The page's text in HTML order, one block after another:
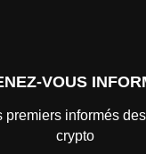
VOUS
premiers informés
crypto